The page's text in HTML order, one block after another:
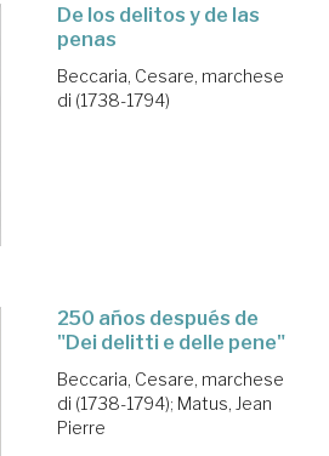
De los delitos y de las
penas
Beccaria, Cesare, marchese
di (1738-1794)
250 años después de
"Dei delitti e delle pene"
Beccaria, Cesare, marchese
di (1738-1794); Matus, Jean
Pierre